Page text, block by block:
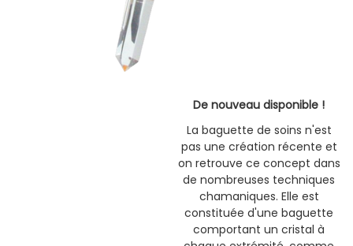
De nouveau disponible !
La baguette de soins n'est
pas une création récente et
on retrouve ce concept dans
de nombreuses techniques
chamaniques. Elle est
constituée d'une baguette
comportant un cristal à